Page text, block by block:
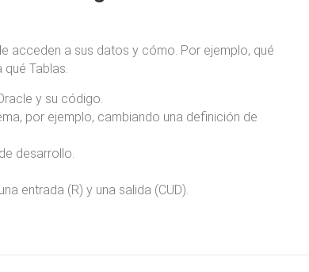
acceden a sus datos y cómo. Por ejemplo, qué
Tablas.
y su código.
por ejemplo, cambiando una definición de
desarrollo.
entrada (R) y una salida (CUD).